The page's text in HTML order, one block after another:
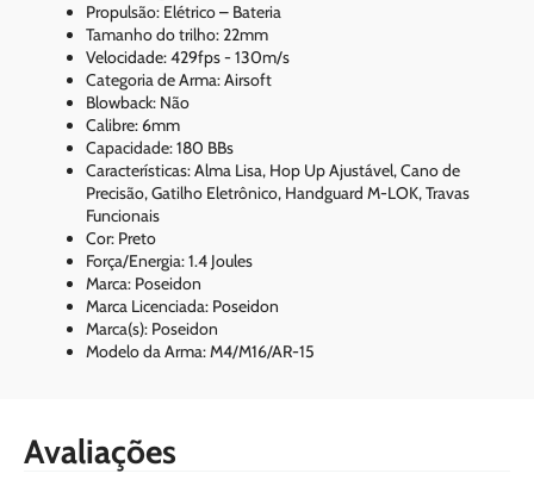
Propulsão: Elétrico – Bateria
Tamanho do trilho: 22mm
Velocidade: 429fps - 130m/s
Categoria de Arma: Airsoft
Blowback: Não
Calibre: 6mm
Capacidade: 180 BBs
Características: Alma Lisa, Hop Up Ajustável, Cano de
Precisão, Gatilho Eletrônico, Handguard M-LOK, Travas
Funcionais
Cor: Preto
Força/Energia: 1.4 Joules
Marca: Poseidon
Marca Licenciada: Poseidon
Marca(s): Poseidon
Modelo da Arma: M4/M16/AR-15
Avaliações